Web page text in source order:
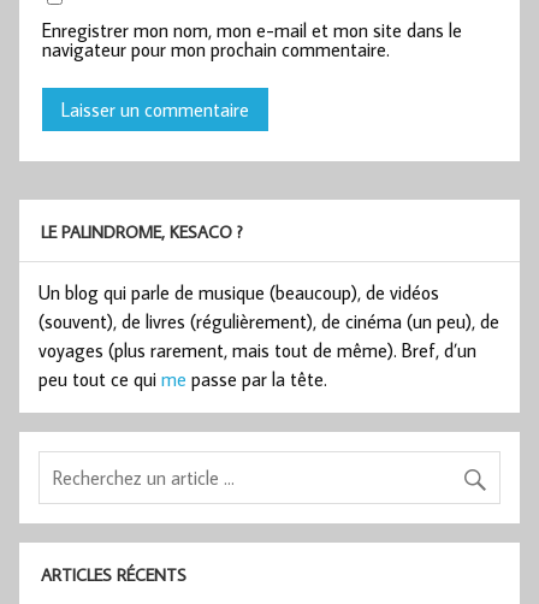
Enregistrer mon nom, mon e-mail et mon site dans le
navigateur pour mon prochain commentaire.
LE PALINDROME, KESACO ?
Un blog qui parle de musique (beaucoup), de vidéos
(souvent), de livres (régulièrement), de cinéma (un peu), de
voyages (plus rarement, mais tout de même). Bref, d’un
peu tout ce qui me passe par la tête.
ARTICLES RÉCENTS